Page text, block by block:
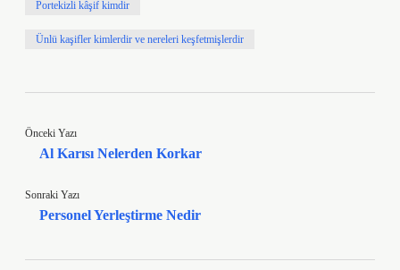
Portekizli kâşif kimdir
Ünlü kaşifler kimlerdir ve nereleri keşfetmişlerdir
Önceki Yazı
Al Karısı Nelerden Korkar
Sonraki Yazı
Personel Yerleştirme Nedir